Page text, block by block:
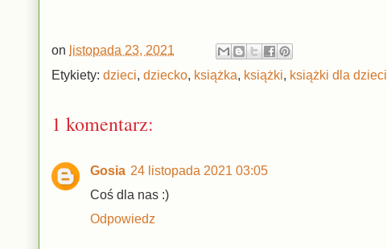
on listopada 23, 2021
Etykiety: dzieci, dziecko, książka, książki, książki dla dzieci
1 komentarz:
Gosia 24 listopada 2021 03:05
Coś dla nas :)
Odpowiedz